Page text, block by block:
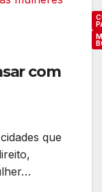
com
que